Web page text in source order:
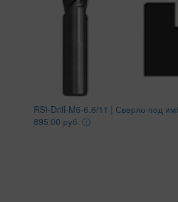
RSI-Drill-M6-6.6/11 | Сверло под
895.00 руб. ⓘ